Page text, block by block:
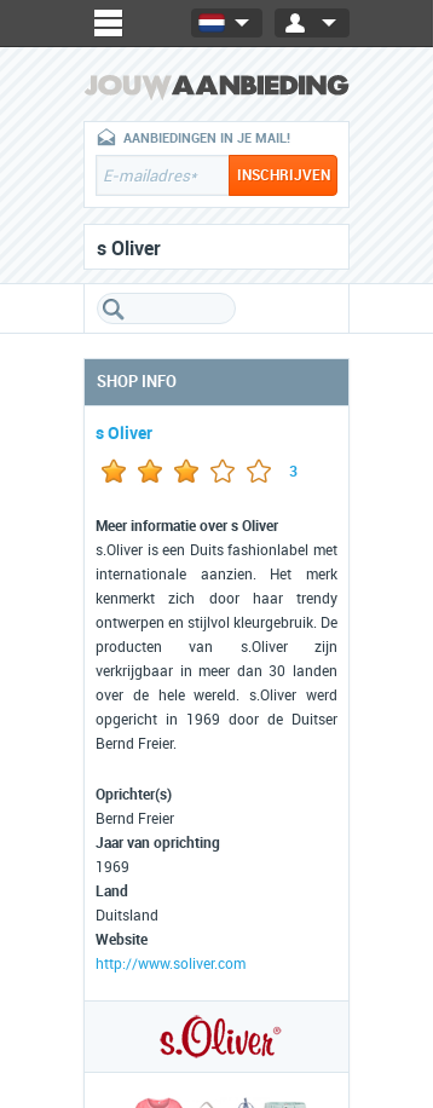
AANBIEDINGEN IN JE MAIL!
s Oliver
SHOP INFO
s Oliver
3
Meer informatie over s Oliver
s.Oliver is een Duits fashionlabel met
internationale aanzien. Het merk
kenmerkt zich door haar trendy
ontwerpen en stijlvol kleurgebruik. De
producten van s.Oliver zijn
verkrijgbaar in meer dan 30 landen
over de hele wereld. s.Oliver werd
opgericht in 1969 door de Duitser
Bernd Freier.
Oprichter(s)
Bernd Freier
Jaar van oprichting
1969
Land
Duitsland
Website
http://www.soliver.com